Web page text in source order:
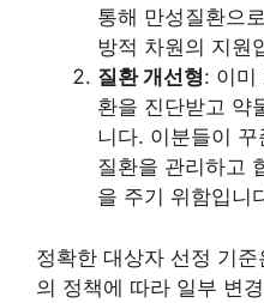
통해 만성질환으
방적 차원의 지원
질환 개선형: 이미
환을 진단받고 약
니다. 이분들이
질환을 관리하고
을 주기 위함입니
정확한 대상자 선정 기
의 정책에 따라 일부 변